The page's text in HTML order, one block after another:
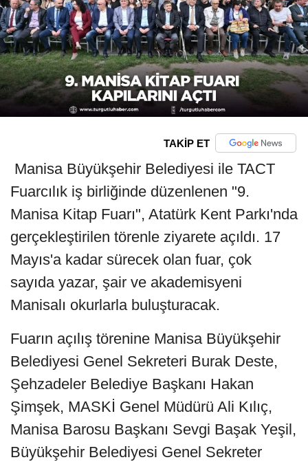
TAKİP ET
Manisa Büyükşehir Belediyesi ile TACT
Fuarcılık iş birliğinde düzenlenen "9.
Manisa Kitap Fuarı", Atatürk Kent Parkı'nda
gerçekleştirilen törenle ziyarete açıldı. 17
Mayıs'a kadar sürecek olan fuar, çok
sayıda yazar, şair ve akademisyeni
Manisalı okurlarla buluşturacak.
Fuarın açılış törenine Manisa Büyükşehir
Belediyesi Genel Sekreteri Burak Deste,
Şehzadeler Belediye Başkanı Hakan
Şimşek, MASKİ Genel Müdürü Ali Kılıç,
Manisa Barosu Başkanı Sevgi Başak Yeşil,
Büyükşehir Belediyesi Genel Sekreter